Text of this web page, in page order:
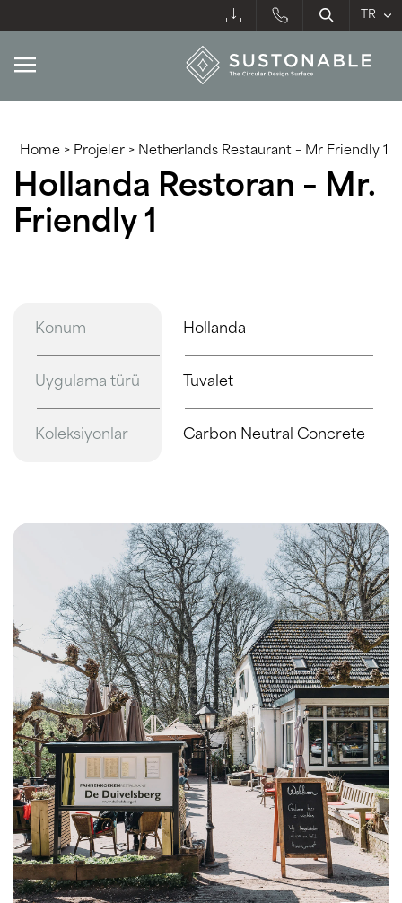
Home > Projeler > Netherlands Restaurant – Mr Friendly 1
Hollanda Restoran – Mr.
Friendly 1
Konum Hollanda
Uygulama türü Tuvalet
Koleksiyonlar Carbon Neutral Concrete